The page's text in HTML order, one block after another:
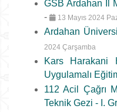
GSB Ardahan İl
-
13 Mayıs 2024
Ardahan
2024 Çarşamba
Kars Harakani
Uygulamalı
112 Acil Çağrı
Teknik Gezi - I.